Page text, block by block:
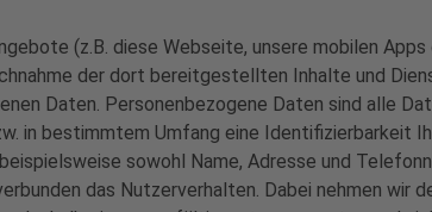
(z.B. diese Webseite, unsere mobilen Apps
der dort bereitgestellten Inhalte und
Daten. Personenbezogene Daten sind alle
in bestimmtem Umfang eine Identifizierbarkeit
sowohl Name, Adresse und
das Nutzerverhalten. Dabei nehmen wir